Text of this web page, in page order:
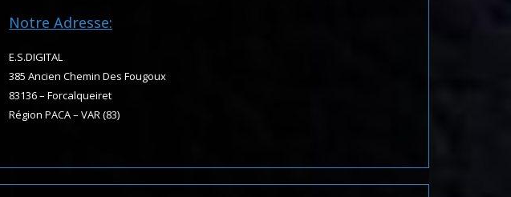
Notre Adresse:
E.S.DIGITAL
385 Ancien Chemin Des Fougoux
83136 – Forcalqueiret
Région PACA – VAR (83)